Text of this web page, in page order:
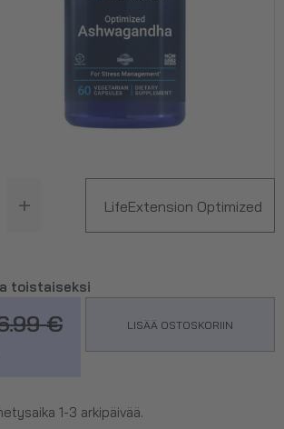
+ LifeExtension Optimized
60 kaps.
toistaiseksi
€ LISÄÄ OSTOSKORIIN
1-3 arkipäivää.